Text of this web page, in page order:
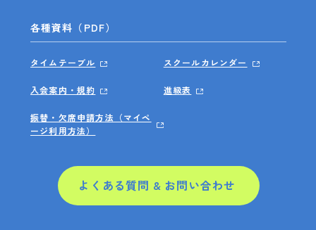
各種資料（PDF）
タイムテーブル スクールカレンダー
入会案内・規約 進級表
振替・欠席申請方法（マイペ
ージ利用方法）
よくある質問 & お問い合わせ